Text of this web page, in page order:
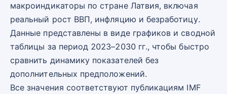
макроиндикаторы по стране Латвия, включая
реальный рост ВВП, инфляцию и безработицу.
Данные представлены в виде графиков и сводной
таблицы за период 2023–2030 гг., чтобы быстро
сравнить динамику показателей без
дополнительных предположений.
Все значения соответствуют публикациям IMF